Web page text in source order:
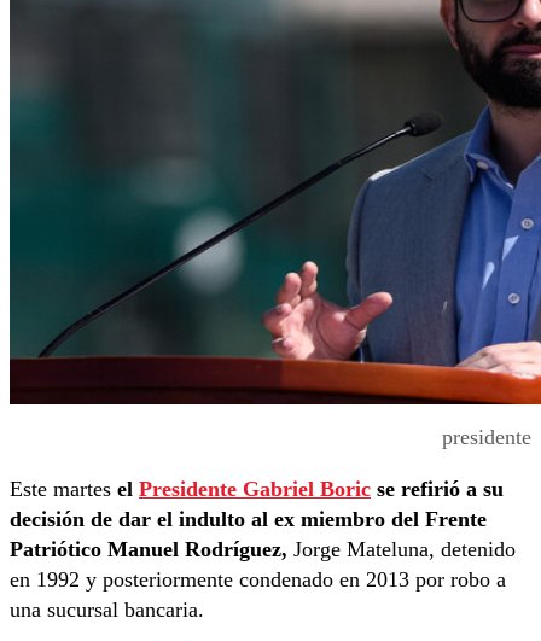
presidente
Este martes el Presidente Gabriel Boric se refirió a su
decisión de dar el indulto al ex miembro del Frente
Patriótico Manuel Rodríguez, Jorge Mateluna, detenido
en 1992 y posteriormente condenado en 2013 por robo a
una sucursal bancaria.